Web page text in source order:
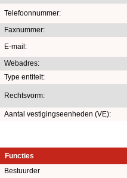
Telefoonnummer:
Faxnummer:
E-mail:
Webadres:
Type entiteit:
Rechtsvorm:
Aantal vestigingseenheden (VE):
Functies
Bestuurder